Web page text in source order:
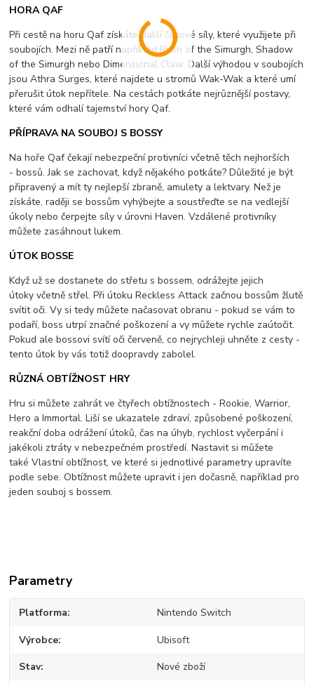
HORA QAF
Při cestě na horu Qaf získáte další časové síly, které využijete při
soubojích. Mezi ně patří například Rush of the Simurgh, Shadow
of the Simurgh nebo Dimensional Claw. Další výhodou v soubojích
jsou Athra Surges, které najdete u stromů Wak-Wak a které umí
přerušit útok nepřítele. Na cestách potkáte nejrůznější postavy,
které vám odhalí tajemství hory Qaf.
PŘÍPRAVA NA SOUBOJ S BOSSY
Na hoře Qaf čekají nebezpeční protivníci včetně těch nejhorších
- bossů. Jak se zachovat, když nějakého potkáte? Důležité je být
připravený a mít ty nejlepší zbraně, amulety a lektvary. Než je
získáte, raději se bossům vyhýbejte a soustřeďte se na vedlejší
úkoly nebo čerpejte síly v úrovni Haven. Vzdálené protivníky
můžete zasáhnout lukem.
ÚTOK BOSSE
Když už se dostanete do střetu s bossem, odrážejte jejich
útoky včetně střel. Při útoku Reckless Attack začnou bossům žlutě
svítit oči. Vy si tedy můžete načasovat obranu - pokud se vám to
podaří, boss utrpí značné poškození a vy můžete rychle zaútočit.
Pokud ale bossovi svítí oči červeně, co nejrychleji uhněte z cesty -
tento útok by vás totiž doopravdy zabolel.
RŮZNÁ OBTÍŽNOST HRY
Hru si můžete zahrát ve čtyřech obtížnostech - Rookie, Warrior,
Hero a Immortal. Liší se ukazatele zdraví, způsobené poškození,
reakční doba odrážení útoků, čas na úhyb, rychlost vyčerpání i
jakékoli ztráty v nebezpečném prostředí. Nastavit si můžete
také Vlastní obtížnost, ve které si jednotlivé parametry upravíte
podle sebe. Obtížnost můžete upravit i jen dočasně, například pro
jeden souboj s bossem.
Parametry
Platforma Nintendo Switch
Výrobce Ubisoft
Stav Nové zboží